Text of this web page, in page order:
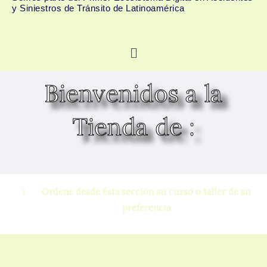
y Siniestros de Tránsito de Latinoamérica
Menú
Bienvenidos a la
Tienda de :
Ordene desde ésta sección su curso o taller de su
preferencia